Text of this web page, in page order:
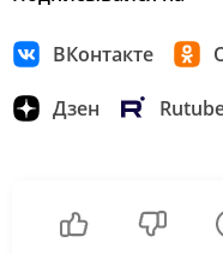
ВКонтакте
Дзен